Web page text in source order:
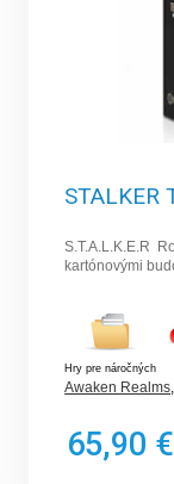
STALKER
S.T.A.L.K.E.R
kartónovými
Hry pre náročných
Awaken Realms,
65,90 €